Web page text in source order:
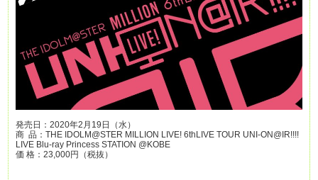
発売日：2020年2月19日（水）
商 品：THE IDOLM@STER MILLION LIVE! 6thLIVE TOUR UNI-ON@IR!!!!
LIVE Blu-ray Princess STATION @KOBE
価 格：23,000円（税抜）